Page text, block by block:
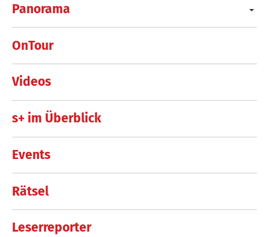
Panorama
OnTour
Videos
s+ im Überblick
Events
Rätsel
Leserreporter